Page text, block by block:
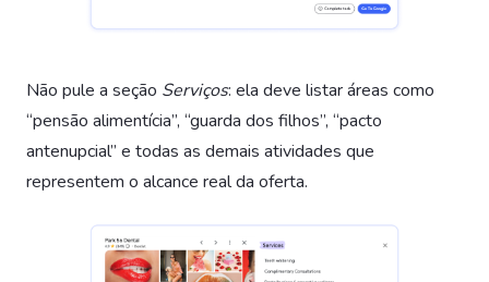
Não pule a seção Serviços: ela deve listar áreas como
“pensão alimentícia”, “guarda dos filhos”, “pacto
antenupcial” e todas as demais atividades que
representem o alcance real da oferta.